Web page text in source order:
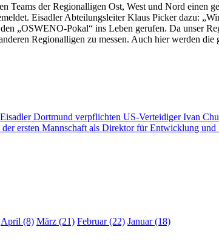
der Regionalligen Ost, West und Nord einen
Eisadler Abteilungsleiter Klaus Picker dazu:
„OSWENO-Pokal“ ins Leben gerufen. Da unser
Regionalligen zu messen. Auch hier werden
Dortmund verpflichten US-Verteidiger Ivan
ersten Mannschaft als Direktor für Entwicklung und
April (8) März (21) Februar (22) Januar (18)